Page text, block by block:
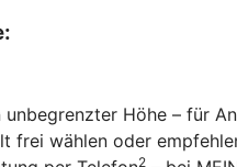
unbegrenzter Höhe – für
frei wählen oder
2